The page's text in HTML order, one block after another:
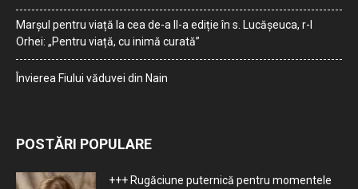
Marșul pentru viață la cea de-a II-a ediție în s. Lucășeuca, r-l
Orhei: „Pentru viață, cu inimă curată”
Învierea Fiului văduvei din Nain
POSTĂRI POPULARE
+++ Rugăciune puternică pentru momentele